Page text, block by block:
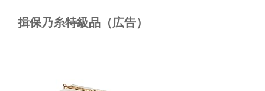
揖保乃糸特級品（広告）